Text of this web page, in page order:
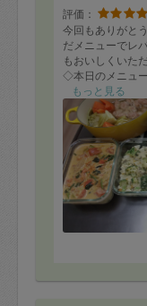
評価：
今回もありがと
だメニューでレ
もおいしくいた
◇本日のメニュ
・鶏団子入りポト
・チキンとフレ
・椎茸と卵の中
・ブロッコリー
・豚バラとキャ
・カラフルはん
・鶏スペアリブ
込み
・鶏もも肉と彩
・プチトマトと
もっと見る